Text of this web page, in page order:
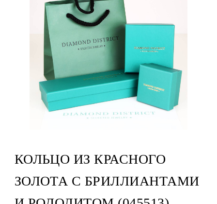
КОЛЬЦО ИЗ КРАСНОГО
ЗОЛОТА С БРИЛЛИАНТАМИ